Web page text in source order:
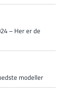
– Her er de
modeller